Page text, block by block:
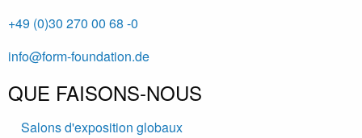
+49 (0)30 270 00 68 -0
info@form-foundation.de
QUE FAISONS-NOUS
Salons d'exposition globaux